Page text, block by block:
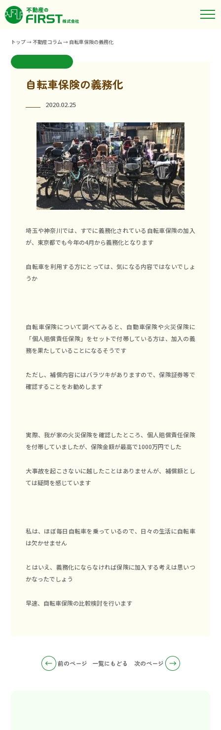
トップ→ 不動産コラム→ 自転車保険の義務化
自転車保険の義務化
2020.02.25
埼玉や神奈川では、すでに義務化されている自転車保険の加入
が、東京都でも今年の4月から義務化となります
自転車を利用する方にとっては、気になる内容ではないでしょ
うか
自転車保険について調べてみると、自動車保険や火災保険に
「個人賠償責任保険」をセットで付帯している方は、加入の義
務を果たしていることになるそうです
ただし、補償内容にはバラツキがありますので、保険証券等で
確認することをお勧めします
実際、我が家の火災保険を確認したところ、個人賠償責任保険
を付帯していましたが、保険金額が最高で1000万円でした
大事故を起こさないに越したことはありませんが、補償額とし
ては疑問を感じています
私は、ほぼ毎日自転車を乗っているので、日々の生活に自転車
は欠かせません
とはいえ、義務化にならなければ保険に加入する考えは思いつ
かなったでしょう
早速、自転車保険の比較検討を行います
前のページ 一覧にもどる 次のページ